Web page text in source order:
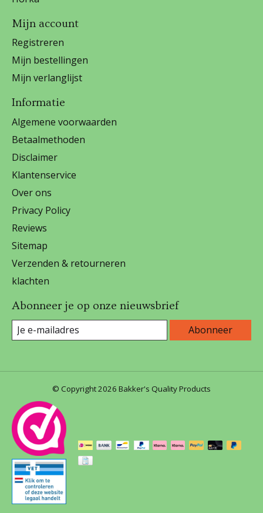
Mijn account
Registreren
Mijn bestellingen
Mijn verlanglijst
Informatie
Algemene voorwaarden
Betaalmethoden
Disclaimer
Klantenservice
Over ons
Privacy Policy
Reviews
Sitemap
Verzenden & retourneren
klachten
Abonneer je op onze nieuwsbrief
Abonneer
© Copyright 2026 Bakker's Quality Products